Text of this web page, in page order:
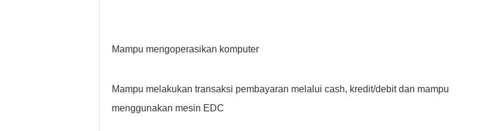
Mampu mengoperasikan komputer
Mampu melakukan transaksi pembayaran melalui cash, kredit/debit dan mampu
menggunakan mesin EDC